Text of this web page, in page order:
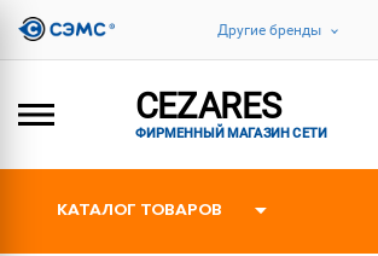
Другие бренды
CEZARES
ФИРМЕННЫЙ МАГАЗИН СЕТИ
КАТАЛОГ ТОВАРОВ